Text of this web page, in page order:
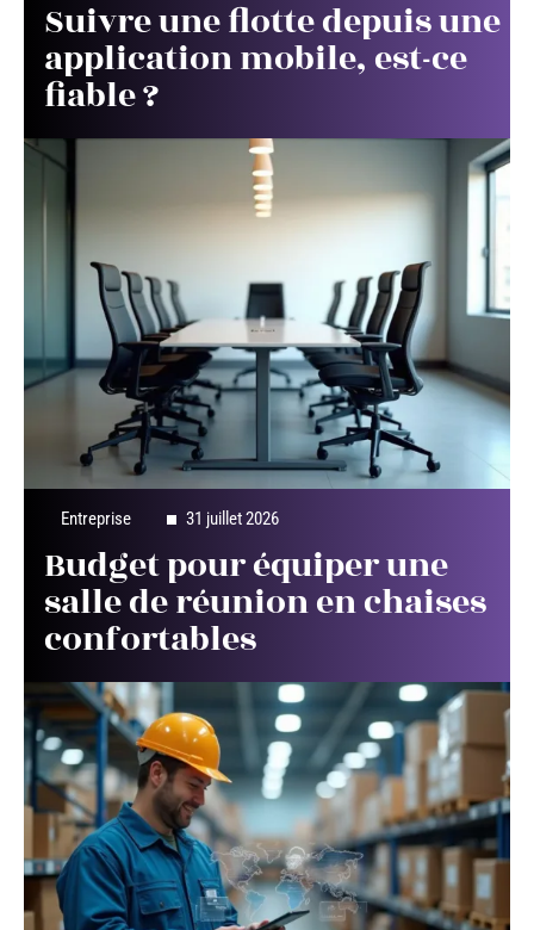
Suivre une flotte depuis une
application mobile, est-ce
fiable ?
Entreprise 31 juillet 2026
Budget pour équiper une
salle de réunion en chaises
confortables